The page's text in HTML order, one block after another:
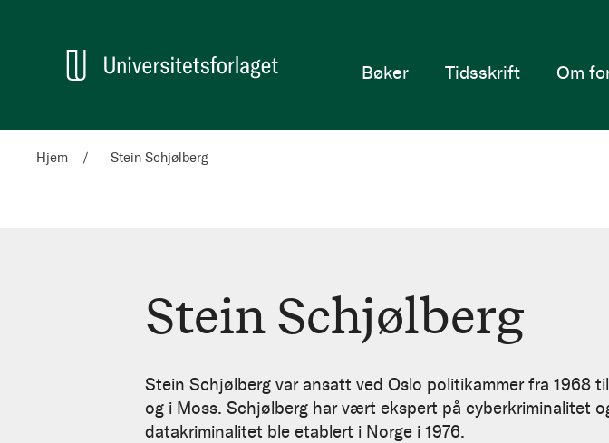
Hjem
Bøker Tidsskrift Om
Hjem Stein Schjølberg
Stein
Schjølberg
Stein Schjølberg
Stein Schjølberg var ansatt ved Oslo politikammer fra 1968
og i Moss. Schjølberg har vært ekspert på cyberkriminalitet
datakriminalitet ble etablert i Norge i 1976.